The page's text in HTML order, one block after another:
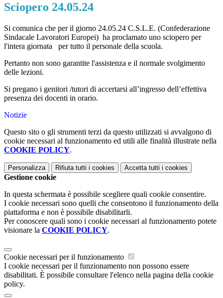
Sciopero 24.05.24
Si comunica che per il giorno 24.05.24 C.S.L.E. (Confederazione
Sindacale Lavoratori Europei) ha proclamato uno sciopero per
l'intera giornata per tutto il personale della scuola.
Pertanto non sono garantite l'assistenza e il normale svolgimento
delle lezioni.
Si pregano i genitori /tutori di accertarsi all’ingresso dell’effettiva
presenza dei docenti in orario.
Notizie
Questo sito o gli strumenti terzi da questo utilizzati si avvalgono di
cookie necessari al funzionamento ed utili alle finalità illustrate nella
COOKIE POLICY.
Personalizza Rifiuta tutti i cookies Accetta tutti i cookies
Gestione cookie
In questa schermata è possibile scegliere quali cookie consentire.
I cookie necessari sono quelli che consentono il funzionamento della
piattaforma e non è possibile disabilitarli.
Per conoscere quali sono i cookie necessari al funzionamento potete
visionare la COOKIE POLICY.
Cookie necessari per il funzionamento
I cookie necessari per il funzionamento non possono essere
disabilitati. È possibile consultare l'elenco nella pagina della cookie
policy.